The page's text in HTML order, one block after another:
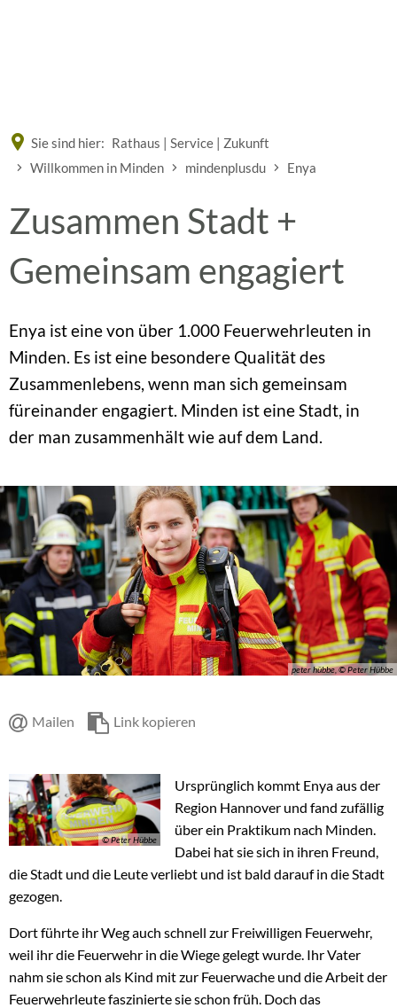
Sie sind hier: Rathaus | Service | Zukunft
Willkommen in Minden
mindenplusdu Enya
Zusammen Stadt +
Gemeinsam engagiert
Enya ist eine von über 1.000 Feuerwehrleuten in
Minden. Es ist eine besondere Qualität des
Zusammenlebens, wenn man sich gemeinsam
füreinander engagiert. Minden ist eine Stadt, in
der man zusammenhält wie auf dem Land.
peter hübbe, © Peter Hübbe
Mailen Link kopieren
© Peter Hübbe
Ursprünglich kommt Enya aus der
Region Hannover und fand zufällig
über ein Praktikum nach Minden.
Dabei hat sie sich in ihren Freund,
die Stadt und die Leute verliebt und ist bald darauf in die Stadt
gezogen.
Dort führte ihr Weg auch schnell zur Freiwilligen Feuerwehr,
weil ihr die Feuerwehr in die Wiege gelegt wurde. Ihr Vater
nahm sie schon als Kind mit zur Feuerwache und die Arbeit der
Feuerwehrleute faszinierte sie schon früh. Doch das